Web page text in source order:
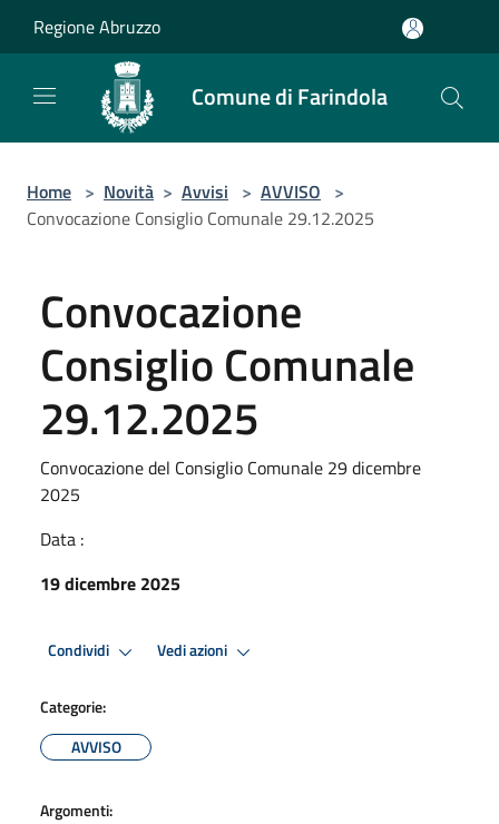
Regione Abruzzo
Comune di Farindola
Home > Novità > Avvisi > AVVISO >
Convocazione Consiglio Comunale 29.12.2025
Convocazione
Consiglio Comunale
29.12.2025
Convocazione del Consiglio Comunale 29 dicembre
2025
Data :
19 dicembre 2025
Condividi Vedi azioni
Categorie:
AVVISO
Argomenti: